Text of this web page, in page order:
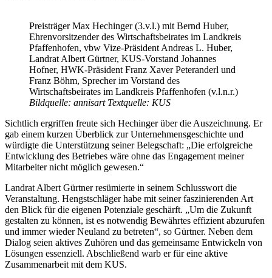
Preisträger Max Hechinger (3.v.l.) mit Bernd Huber,
Ehrenvorsitzender des Wirtschaftsbeirates im Landkreis
Pfaffenhofen, vbw Vize-Präsident Andreas L. Huber,
Landrat Albert Gürtner, KUS-Vorstand Johannes
Hofner, HWK-Präsident Franz Xaver Peteranderl und
Franz Böhm, Sprecher im Vorstand des
Wirtschaftsbeirates im Landkreis Pfaffenhofen (v.l.n.r.)
Bildquelle: annisart Textquelle: KUS
Sichtlich ergriffen freute sich Hechinger über die Auszeichnung. Er
gab einem kurzen Überblick zur Unternehmensgeschichte und
würdigte die Unterstützung seiner Belegschaft: „Die erfolgreiche
Entwicklung des Betriebes wäre ohne das Engagement meiner
Mitarbeiter nicht möglich gewesen.“
Landrat Albert Gürtner resümierte in seinem Schlusswort die
Veranstaltung. Hengstschläger habe mit seiner faszinierenden Art
den Blick für die eigenen Potenziale geschärft. „Um die Zukunft
gestalten zu können, ist es notwendig Bewährtes effizient abzurufen
und immer wieder Neuland zu betreten“, so Gürtner. Neben dem
Dialog seien aktives Zuhören und das gemeinsame Entwickeln von
Lösungen essenziell. Abschließend warb er für eine aktive
Zusammenarbeit mit dem KUS.